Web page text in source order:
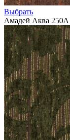
Выбрать
Амадей Аква 250А